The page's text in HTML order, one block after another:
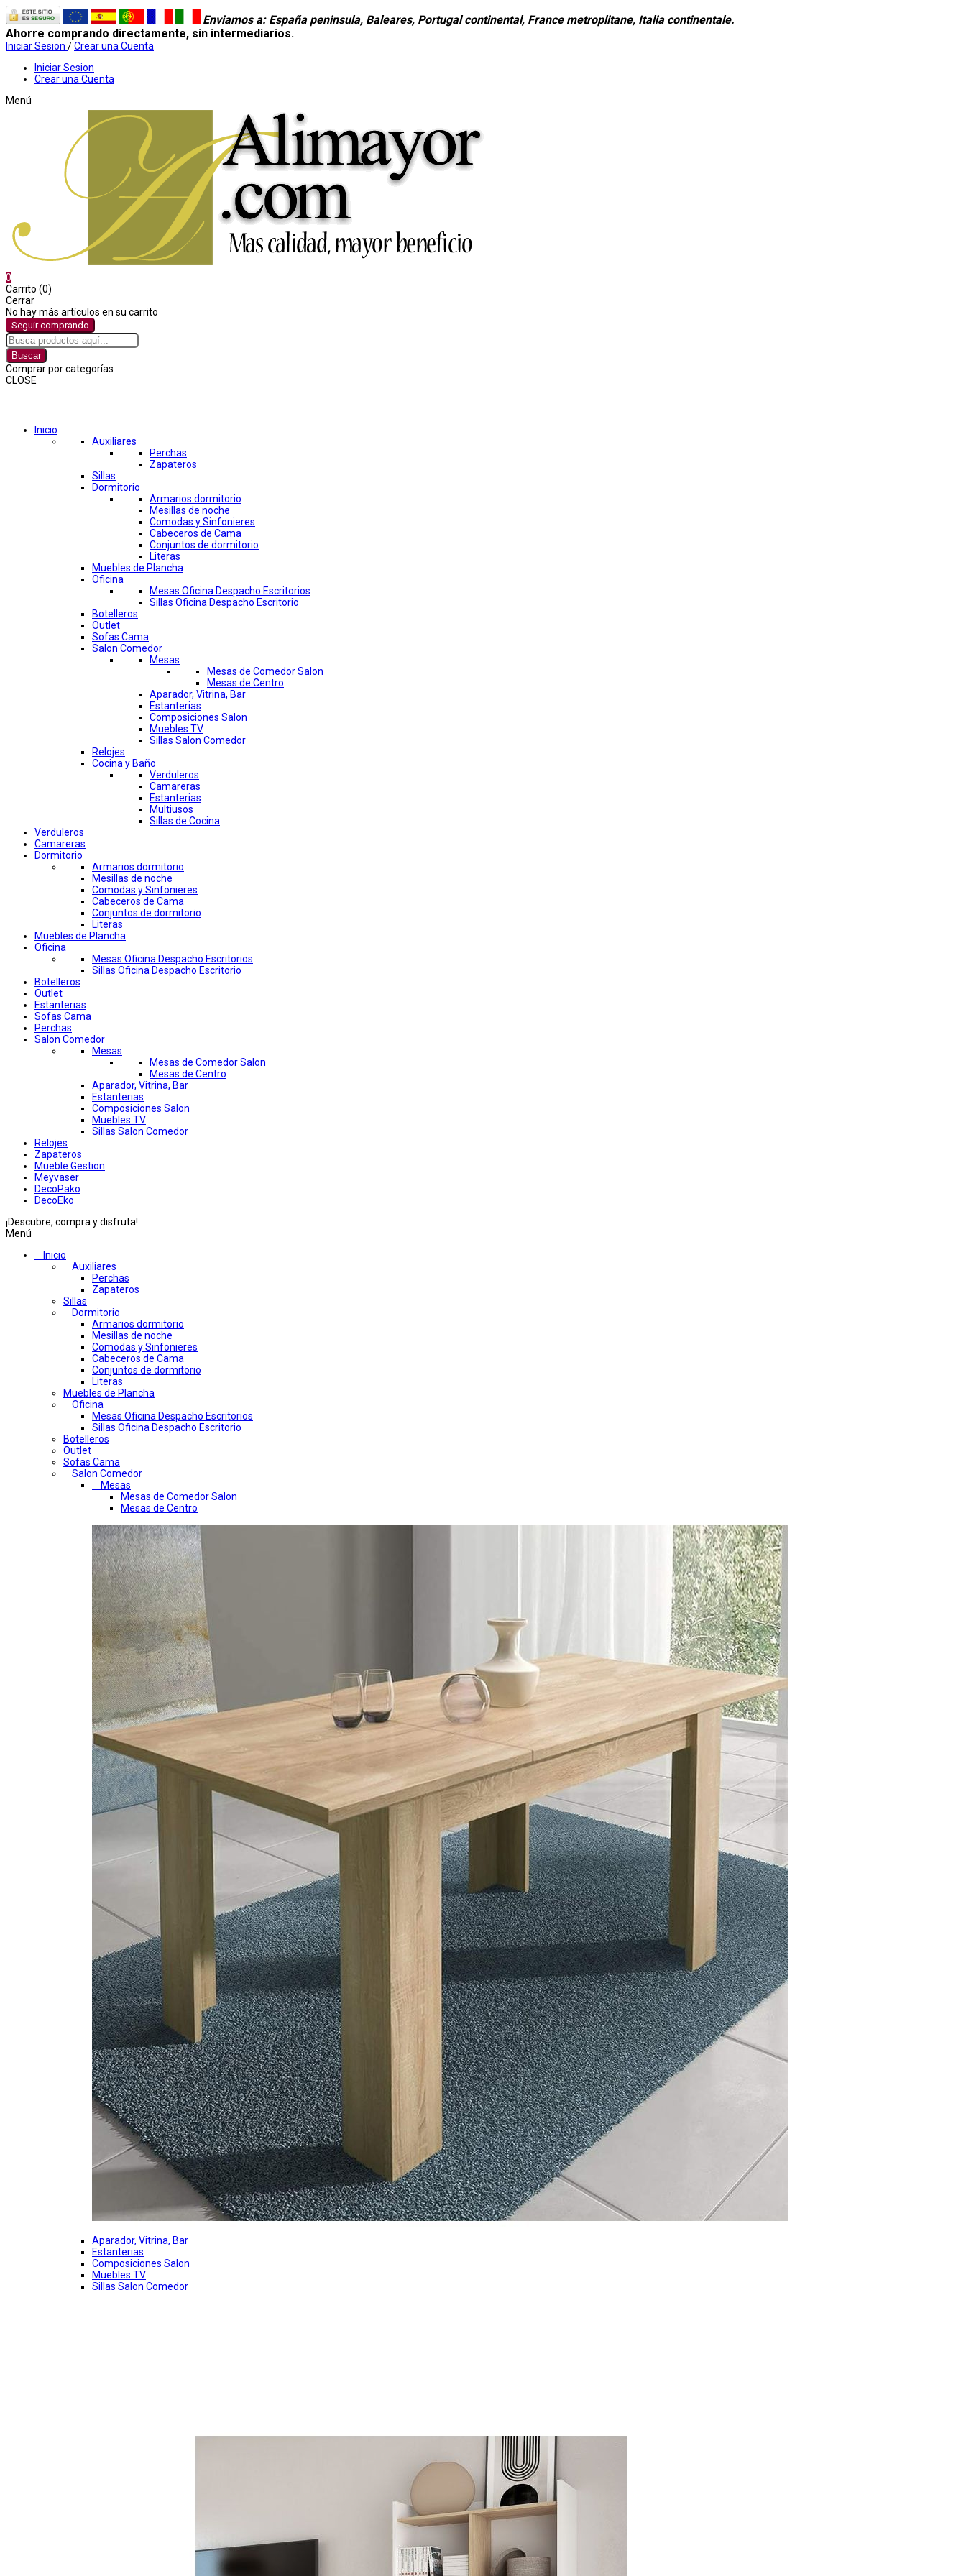
Enviamos a: España peninsula, Baleares, Portugal continental, France metroplitane, Italia continentale.
Ahorre comprando directamente, sin intermediarios.
Iniciar Sesion /Crear una Cuenta
Iniciar Sesion
Crear una Cuenta
Menú
0
Carrito (0)
Cerrar
No hay más artículos en su carrito
Seguir comprando
Buscar
Comprar por categorías
CLOSE
Inicio
Auxiliares
Perchas
Zapateros
Sillas
Dormitorio
Armarios dormitorio
Mesillas de noche
Comodas y Sinfonieres
Cabeceros de Cama
Conjuntos de dormitorio
Literas
Muebles de Plancha
Oficina
Mesas Oficina Despacho Escritorios
Sillas Oficina Despacho Escritorio
Botelleros
Outlet
Sofas Cama
Salon Comedor
Mesas
Mesas de Comedor Salon
Mesas de Centro
Aparador, Vitrina, Bar
Estanterias
Composiciones Salon
Muebles TV
Sillas Salon Comedor
Relojes
Cocina y Baño
Verduleros
Camareras
Estanterias
Multiusos
Sillas de Cocina
Verduleros
Camareras
Dormitorio
Armarios dormitorio
Mesillas de noche
Comodas y Sinfonieres
Cabeceros de Cama
Conjuntos de dormitorio
Literas
Muebles de Plancha
Oficina
Mesas Oficina Despacho Escritorios
Sillas Oficina Despacho Escritorio
Botelleros
Outlet
Estanterias
Sofas Cama
Perchas
Salon Comedor
Mesas
Mesas de Comedor Salon
Mesas de Centro
Aparador, Vitrina, Bar
Estanterias
Composiciones Salon
Muebles TV
Sillas Salon Comedor
Relojes
Zapateros
Mueble Gestion
Meyvaser
DecoPako
DecoEko
¡Descubre, compra y disfruta!
Menú
Inicio
Auxiliares
Perchas
Zapateros
Sillas
Dormitorio
Armarios dormitorio
Mesillas de noche
Comodas y Sinfonieres
Cabeceros de Cama
Conjuntos de dormitorio
Literas
Muebles de Plancha
Oficina
Mesas Oficina Despacho Escritorios
Sillas Oficina Despacho Escritorio
Botelleros
Outlet
Sofas Cama
Salon Comedor
Mesas
Mesas de Comedor Salon
Mesas de Centro
Aparador, Vitrina, Bar
Estanterias
Composiciones Salon
Muebles TV
Sillas Salon Comedor